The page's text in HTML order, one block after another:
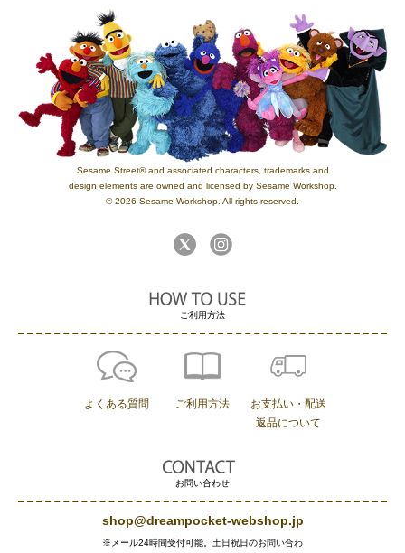
Sesame Street® and associated characters, trademarks and
design elements are owned and licensed by Sesame Workshop.
© 2026 Sesame Workshop. All rights reserved.
お問い合わせ
shop@dreampocket-webshop.jp
※メール24時間受付可能。土日祝日のお問い合わ
ご利用方法
よくある質問 ご利用方法
お支払い・配送
返品について